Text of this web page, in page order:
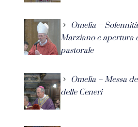
Omelia –
Marziano e apertura
pastorale
Omelia – Messa
delle Ceneri